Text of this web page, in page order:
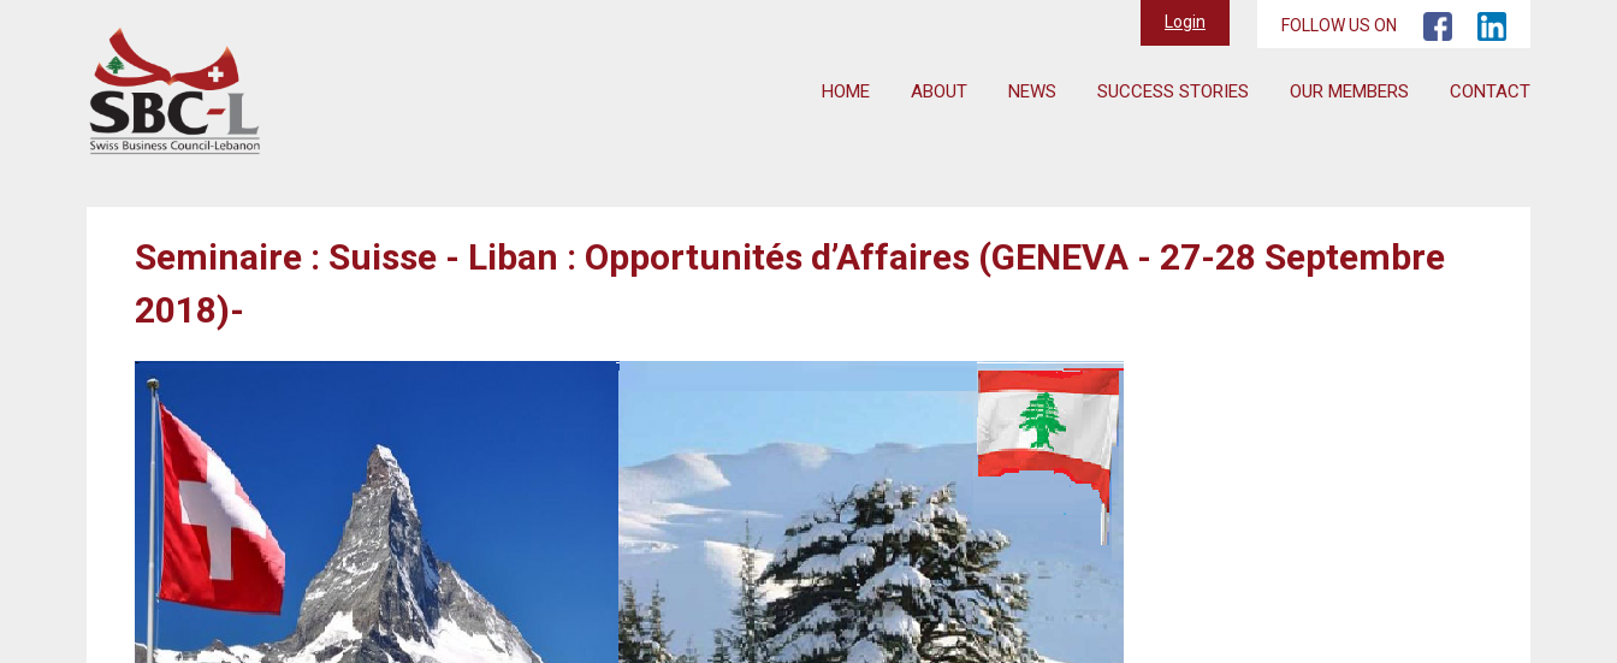
HOME ABOUT NEWS SUCCESS STORIES OUR MEMBERS CONTACT
Login FOLLOW US ON
Seminaire : Suisse - Liban : Opportunités d’Affaires (GENEVA - 27-28 Septembre
2018)-